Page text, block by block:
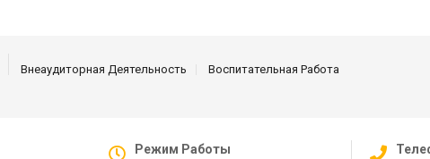
Внеаудиторная Деятельность
Воспитательная Работа
Режим Работы